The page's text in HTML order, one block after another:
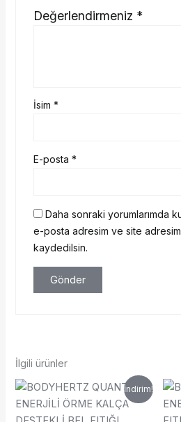
Değerlendirmeniz *
İsim *
E-posta *
Daha sonraki yorumlarımda
e-posta adresim ve site adresim
kaydedilsin.
İlgili ürünler
İndirim!
Orijinal
fiyat:
₺2.992,00.
Şu
andaki
fiyat:
₺1.795,00.
Bu
ürünün